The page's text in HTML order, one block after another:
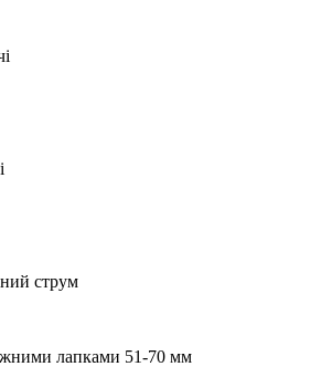
струм
лапками 51-70 мм